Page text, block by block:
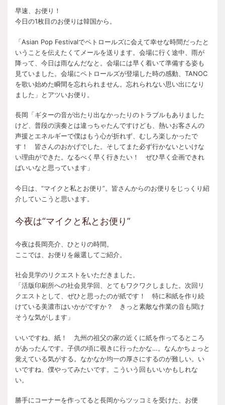
早速、お便り！
今日の1枚目のお便りは韓国から。
「Asian Pop Festivalでペトロールズに会えて幸せな時間だったと
いうことを伝えたくてメールを送ります。会場に行く途中、雨が
降って、今日は雨なんだなと。会場には早く着いて準備する姿も
見ていました。会場にペトロールズが登場した時の感動、TANOC
を歌い始めた瞬間を忘れられません。忘れられない思い出になり
ました」とアツいお便り。
長岡「ギターの音が出たり出なかったりのトラブルもありました
けど、普段の演奏とは違っちゃたんですけども、熱いお客さんの
声援とエネルギーで僕はもう心が折れず、むしろ楽しかったで
す！ 皆さんのおかげでした。そしてまた必ず行かないといけな
い理由ができた。なるべく早く行きたい！ ぜひ早く企画できれ
ばいいなと思っています」
今日は、“マイクと私とお便り”。皆さんからのお便りをじっくり紹
介していこうと思います。
今夜は“マイクと私とお便り”
今夜は長岡亮介、ひとりの時間。
ここでは、お便りを厳選してご紹介。
社会見学のリクエストをいただきました。
「活版印刷所への社会見学回、とてもワクワクしました。次回リ
クエストとして、ぜひと思ったのが紙です！ 特に和紙を作り続
けている美濃市はいかがですか？ きっと素敵な作業の音も聞け
そうな気がします」
いいですね、紙！ 九州の祖父の家の近くに紙を作ってるところ
があったんです。子供の頃に覗きに行ったかな…。なんかちょっと
覚えている気がする。なかなか均一の厚さにするのが難しい。い
いですね、僕やってみたいです。こういう回もいいかもしれな
い。
勝手にコーナーを作ってると長岡からツッコミを受けた、お便